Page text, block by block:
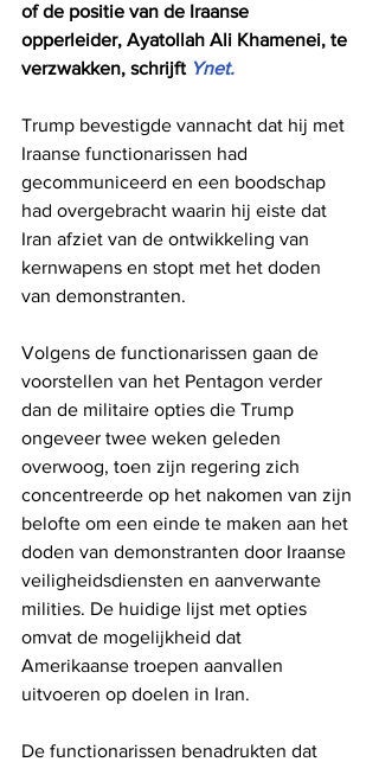
of de positie van de Iraanse
opperleider, Ayatollah Ali Khamenei, te
verzwakken, schrijft Ynet.
Trump bevestigde vannacht dat hij met
Iraanse functionarissen had
gecommuniceerd en een boodschap
had overgebracht waarin hij eiste dat
Iran afziet van de ontwikkeling van
kernwapens en stopt met het doden
van demonstranten.
Volgens de functionarissen gaan de
voorstellen van het Pentagon verder
dan de militaire opties die Trump
ongeveer twee weken geleden
overwoog, toen zijn regering zich
concentreerde op het nakomen van zijn
belofte om een ​​einde te maken aan het
doden van demonstranten door Iraanse
veiligheidsdiensten en aanverwante
milities. De huidige lijst met opties
omvat de mogelijkheid dat
Amerikaanse troepen aanvallen
uitvoeren op doelen in Iran.
De functionarissen benadrukten dat